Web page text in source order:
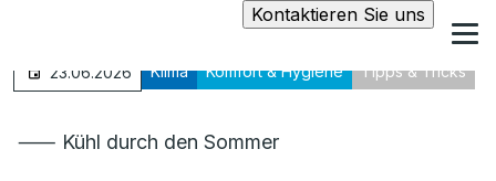
Kontaktieren Sie uns
23.06.2026 Klima Komfort & Hygiene Tipps & Tricks
⸺ Kühl durch den Sommer